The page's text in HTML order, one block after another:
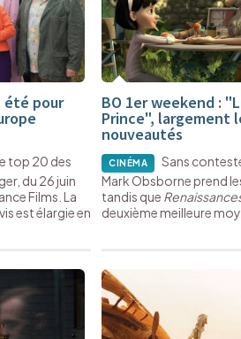
été pour
top 20 des
du 26 juin
Films. La
est élargie en
BO 1er weekend :
Prince", largement
nouveautés
CINÉMA
Sans
Mark Obsborne prend
tandis que
deuxième meilleure